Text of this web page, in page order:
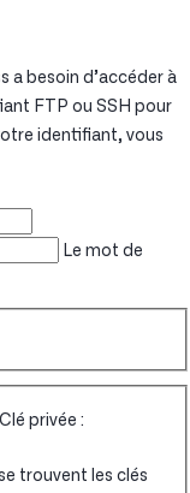
a besoin d’accéder à
FTP ou SSH pour
identifiant, vous
Le mot de
Clé privée :
trouvent les clés